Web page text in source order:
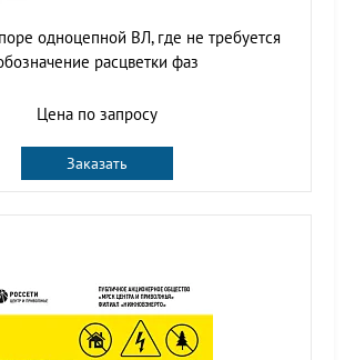
одноцепной ВЛ, где не требуется
расцветки фаз
Цена по запросу
Заказать